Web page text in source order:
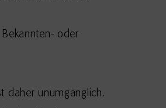
oder
daher unumgänglich.